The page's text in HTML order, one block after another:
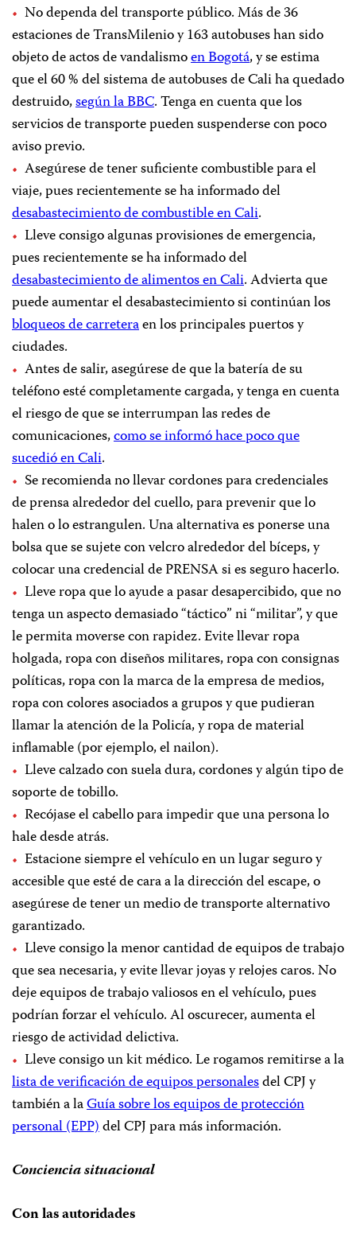
No dependa del transporte público. Más de 36
estaciones de TransMilenio y 163 autobuses han sido
objeto de actos de vandalismoen Bogotá, y se estima
que el 60 % del sistema de autobuses de Cali ha quedado
destruido,según la BBC. Tenga en cuenta que los
servicios de transporte pueden suspenderse con poco
aviso previo.
Asegúrese de tener suficiente combustible para el
viaje, pues recientemente se ha informado del
desabastecimiento de combustible en Cali.
Lleve consigo algunas provisiones de emergencia,
pues recientemente se ha informado del
desabastecimiento de alimentos en Cali. Advierta que
puede aumentar el desabastecimiento si continúan los
bloqueos de carreteraen los principales puertos y
ciudades.
Antes de salir, asegúrese de que la batería de su
teléfono esté completamente cargada, y tenga en cuenta
el riesgo de que se interrumpan las redes de
comunicaciones,como se informó hace poco que
sucedió en Cali.
Se recomienda no llevar cordones para credenciales
de prensa alrededor del cuello, para prevenir que lo
halen o lo estrangulen. Una alternativa es ponerse una
bolsa que se sujete con velcro alrededor del bíceps, y
colocar una credencial de PRENSA si es seguro hacerlo.
Lleve ropa que lo ayude a pasar desapercibido, que no
tenga un aspecto demasiado “táctico” ni “militar”, y que
le permita moverse con rapidez. Evite llevar ropa
holgada, ropa con diseños militares, ropa con consignas
políticas, ropa con la marca de la empresa de medios,
ropa con colores asociados a grupos y que pudieran
llamar la atención de la Policía, y ropa de material
inflamable (por ejemplo, el nailon).
Lleve calzado con suela dura, cordones y algún tipo de
soporte de tobillo.
Recójase el cabello para impedir que una persona lo
hale desde atrás.
Estacione siempre el vehículo en un lugar seguro y
accesible que esté de cara a la dirección del escape, o
asegúrese de tener un medio de transporte alternativo
garantizado.
Lleve consigo la menor cantidad de equipos de trabajo
que sea necesaria, y evite llevar joyas y relojes caros. No
deje equipos de trabajo valiosos en el vehículo, pues
podrían forzar el vehículo. Al oscurecer, aumenta el
riesgo de actividad delictiva.
Lleve consigo un kit médico. Le rogamos remitirse a la
lista de verificación de equipos personalesdel CPJ y
también a laGuía sobre los equipos de protección
personal (EPP)del CPJ para más información.
Conciencia situacional
Con las autoridades